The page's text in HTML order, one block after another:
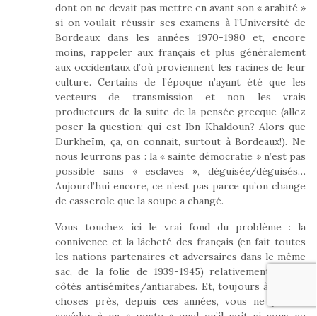
dont on ne devait pas mettre en avant son « arabité »
si on voulait réussir ses examens à l’Université de
Bordeaux dans les années 1970-1980 et, encore
moins, rappeler aux français et plus généralement
aux occidentaux d’où proviennent les racines de leur
culture. Certains de l’époque n’ayant été que les
vecteurs de transmission et non les vrais
producteurs de la suite de la pensée grecque (allez
poser la question: qui est Ibn-Khaldoun? Alors que
Durkheïm, ça, on connait, surtout à Bordeaux!). Ne
nous leurrons pas : la « sainte démocratie » n’est pas
possible sans « esclaves », déguisée/déguisés…
Aujourd’hui encore, ce n’est pas parce qu’on change
de casserole que la soupe a changé.
Vous touchez ici le vrai fond du problème : la
connivence et la lâcheté des français (en fait toutes
les nations partenaires et adversaires dans le même
sac, de la folie de 1939-1945) relativement à leur
côtés antisémites/antiarabes. Et, toujours à peu de
choses près, depuis ces années, vous ne pouvez